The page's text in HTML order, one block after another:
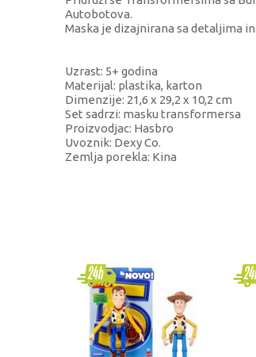
Autobotova.
Maska je dizajnirana sa detaljima
Uzrast: 5+ godina
Materijal: plastika, karton
Dimenzije: 21,6 x 29,2 x 10,2 cm
Set sadrzi: masku transformersa
Proizvodjac: Hasbro
Uvoznik: Dexy Co.
Zemlja porekla: Kina
Pol
Uzrast